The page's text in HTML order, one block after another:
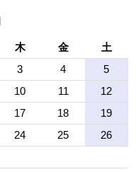
木 金
土
3 4
5
10 11
12
17 18
19
24 25
26